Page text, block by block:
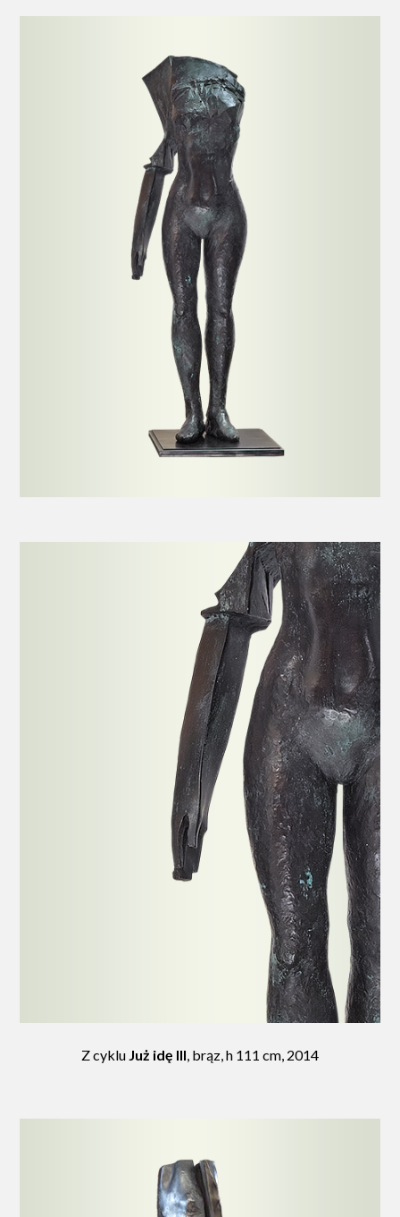
Z cyklu Już idę III , brąz, h 111 cm, 2014